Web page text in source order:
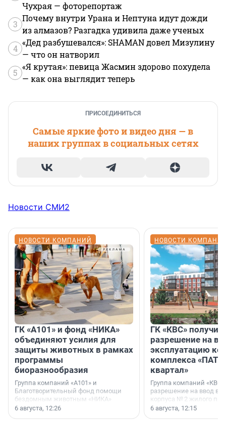
Чухрая — фоторепортаж
3
Почему внутри Урана и Нептуна идут дожди
из алмазов? Разгадка удивила даже ученых
4
«Дед разбушевался»: SHAMAN довел Мизулину
— что он натворил
5
«Я крутая»: певица Жасмин здорово похудела
— как она выглядит теперь
ПРИСОЕДИНИТЬСЯ
Самые яркие фото и видео дня — в
наших группах в социальных сетях
Новости СМИ2
НОВОСТИ КОМПАНИЙ
ГК «А101» и фонд «НИКА»
объединяют усилия для
защиты животных в рамках
программы
биоразнообразия
Группа компаний «А101» и
Благотворительный фонд помощи
бездомным животным «НИКА»
заключили соглашение о
6 августа, 12:26
НОВОСТИ
ГК «КВС»
разрешение на
эксплуатацию
комплекса
квартал»
Группа компаний
разрешение на ввод в
корпуса № 2 жилого
Уютный квартал»,
6 августа, 12:15